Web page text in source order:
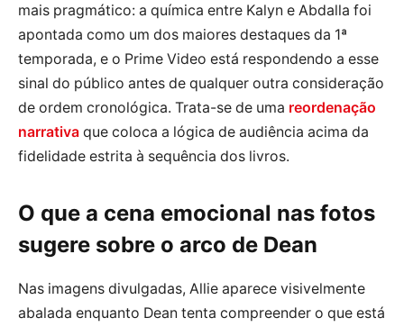
mais pragmático: a química entre Kalyn e Abdalla foi
apontada como um dos maiores destaques da 1ª
temporada, e o Prime Video está respondendo a esse
sinal do público antes de qualquer outra consideração
de ordem cronológica. Trata-se de uma reordenação
narrativa que coloca a lógica de audiência acima da
fidelidade estrita à sequência dos livros.
O que a cena emocional nas fotos
sugere sobre o arco de Dean
Nas imagens divulgadas, Allie aparece visivelmente
abalada enquanto Dean tenta compreender o que está